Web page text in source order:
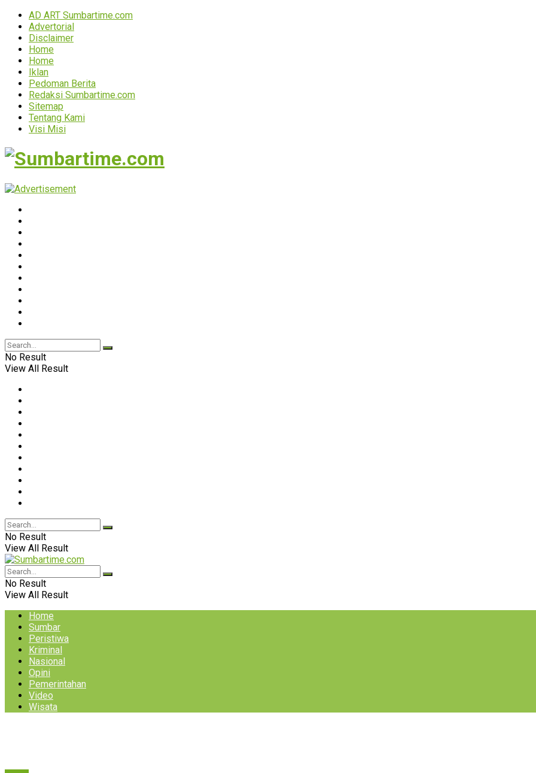
AD ART Sumbartime.com
Advertorial
Disclaimer
Home
Home
Iklan
Pedoman Berita
Redaksi Sumbartime.com
Sitemap
Tentang Kami
Visi Misi
No Result
View All Result
No Result
View All Result
No Result
View All Result
Home
Sumbar
Peristiwa
Kriminal
Nasional
Opini
Pemerintahan
Video
Wisata